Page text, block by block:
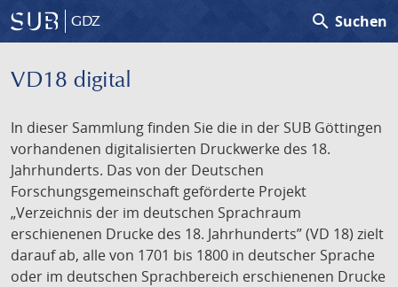
GDZ search Suchen
VD18 digital
In dieser Sammlung finden Sie die in der SUB Göttingen
vorhandenen digitalisierten Druckwerke des 18.
Jahrhunderts. Das von der Deutschen
Forschungsgemeinschaft geförderte Projekt
„Verzeichnis der im deutschen Sprachraum
erschienenen Drucke des 18. Jahrhunderts” (VD 18) zielt
darauf ab, alle von 1701 bis 1800 in deutscher Sprache
oder im deutschen Sprachbereich erschienenen Drucke